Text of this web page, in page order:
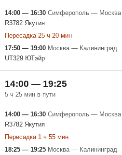
14:00 — 16:30 Симферополь — Москва
R3782 Якутия
Пересадка 25 ч 20 мин
17:50 — 19:00 Москва — Калининград
UT329 ЮТэйр
14:00 — 19:25
5 ч 25 мин в пути
14:00 — 16:30 Симферополь — Москва
R3782 Якутия
Пересадка 1 ч 55 мин
18:25 — 19:25 Москва — Калининград